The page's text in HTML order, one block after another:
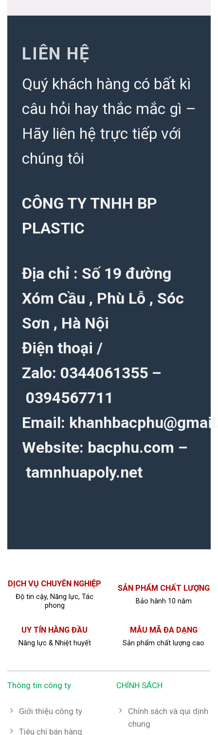
LIÊN HỆ
Quý khách hàng có bất kì
câu hỏi hay thắc mắc gì –
Hãy liên hệ trực tiếp với
chúng tôi
CÔNG TY TNHH BP
PLASTIC
Địa chỉ : Số 19 đường
Xóm Cầu , Phù Lỗ , Sóc
Sơn , Hà Nội
Điện thoại /
Zalo: 0344061355 –
0394567711
Email:
Website: bacphu.com –
tamnhuapoly.net
DỊCH VỤ CHUYÊN NGHIỆP
Độ tin cậy, Năng lực, Tác
phong
SẢN PHẨM CHẤT LƯỢNG
Bảo hành 10 năm
UY TÍN HÀNG ĐẦU
Năng lực & Nhiệt huyết
MẪU MÃ ĐA DẠNG
Sản phẩm chất lượng cao
Thông tin công ty
Giới thiệu công ty
Tiêu chí bán hàng
CHÍNH SÁCH
Chính sách và qui dịnh
chung